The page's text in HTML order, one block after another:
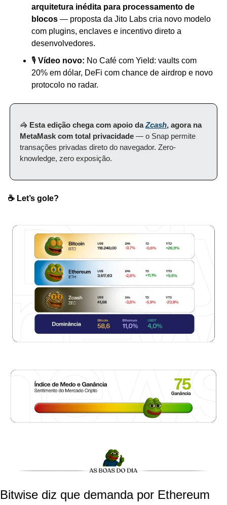
arquitetura inédita para processamento de
blocos — proposta da Jito Labs cria novo modelo
com plugins, enclaves e incentivo direto a
desenvolvedores.
🎙️ Vídeo novo: No Café com Yield: vaults com
20% em dólar, DeFi com chance de airdrop e novo
protocolo no radar.
🦓 Esta edição chega com apoio da Zcash, agora na
MetaMask com total privacidade — o Snap permite
transações privadas direto do navegador. Zero-
knowledge, zero exposição.
☕️ Let’s gole?
Bitwise diz que demanda por Ethereum